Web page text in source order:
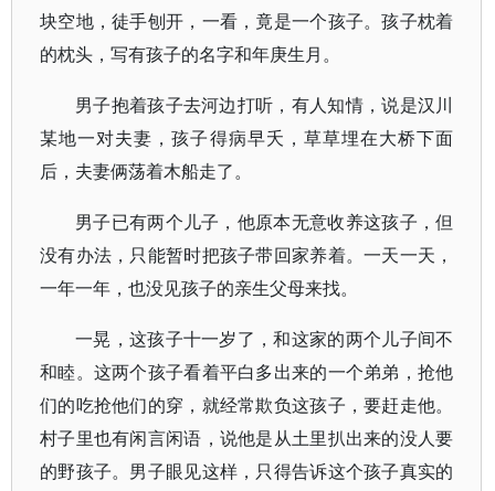
块空地，徒手刨开，一看，竟是一个孩子。孩子枕着
的枕头，写有孩子的名字和年庚生月。
男子抱着孩子去河边打听，有人知情，说是汉川
某地一对夫妻，孩子得病早夭，草草埋在大桥下面
后，夫妻俩荡着木船走了。
男子已有两个儿子，他原本无意收养这孩子，但
没有办法，只能暂时把孩子带回家养着。一天一天，
一年一年，也没见孩子的亲生父母来找。
一晃，这孩子十一岁了，和这家的两个儿子间不
和睦。这两个孩子看着平白多出来的一个弟弟，抢他
们的吃抢他们的穿，就经常欺负这孩子，要赶走他。
村子里也有闲言闲语，说他是从土里扒出来的没人要
的野孩子。男子眼见这样，只得告诉这个孩子真实的